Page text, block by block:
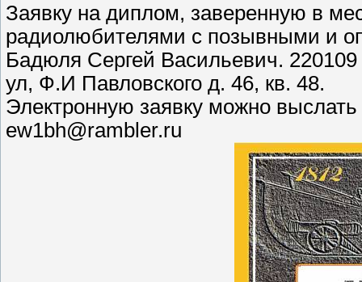
Заявку на диплом, заверенную в
радиолюбителями с позывными и
Бадюля Сергей Васильевич. 220109
ул, Ф.И Павловского д. 46, кв. 48.
Электронную заявку можно
ew1bh@rambler.ru